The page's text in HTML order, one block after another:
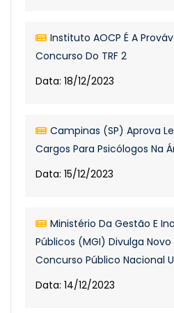
Instituto AOCP É A
Concurso Do TRF 2
Data: 18/12/2023
Campinas (SP) Aprova
Cargos Para Psicólogos Na
Data: 15/12/2023
Ministério Da Gestão E
Públicos (MGI) Divulga
Concurso Público Nacional
Data: 14/12/2023